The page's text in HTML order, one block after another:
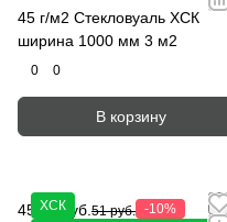
45 г/м2 Стекловуаль ХСК
ширина 1000 мм 3 м2
0 0
В корзину
ХСК
45.90 руб. 51 руб. -10%